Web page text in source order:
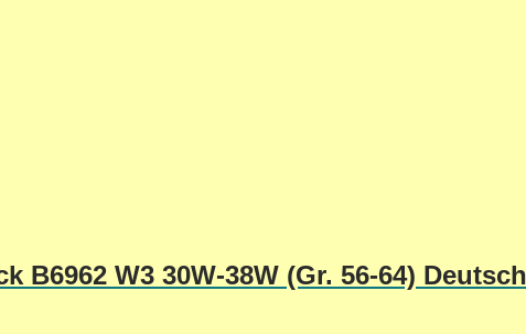
B6962 W3 30W-38W (Gr. 56-64)